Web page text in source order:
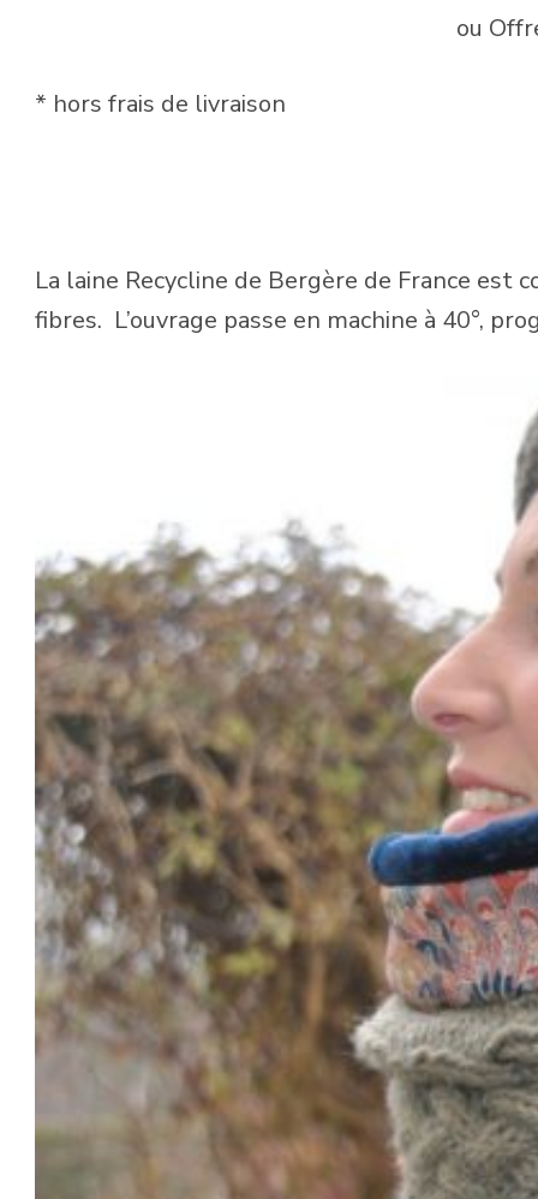
ou
* hors frais de livraison
La laine Recycline de Bergère de France est
fibres. L’ouvrage passe en machine à 40°,